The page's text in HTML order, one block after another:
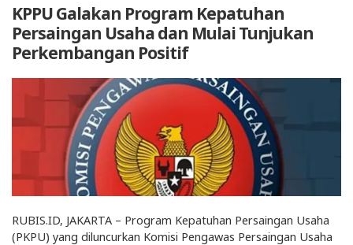
KPPU Galakan Program Kepatuhan
Persaingan Usaha dan Mulai Tunjukan
Perkembangan Positif
RUBIS.ID, JAKARTA – Program Kepatuhan Persaingan Usaha
(PKPU) yang diluncurkan Komisi Pengawas Persaingan Usaha